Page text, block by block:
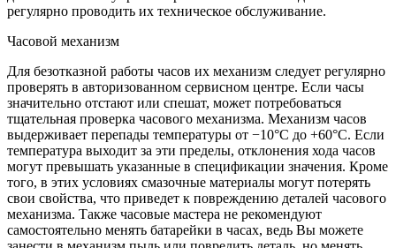
регулярно проводить их техническое обслуживание.
Часовой механизм
Для безотказной работы часов их механизм следует регулярно
проверять в авторизованном сервисном центре. Если часы
значительно отстают или спешат, может потребоваться
тщательная проверка часового механизма. Механизм часов
выдерживает перепады температуры от −10°C до +60°C. Если
температура выходит за эти пределы, отклонения хода часов
могут превышать указанные в спецификации значения. Кроме
того, в этих условиях смазочные материалы могут потерять
свои свойства, что приведет к повреждению деталей часового
механизма. Также часовые мастера не рекомендуют
самостоятельно менять батарейки в часах, ведь Вы можете